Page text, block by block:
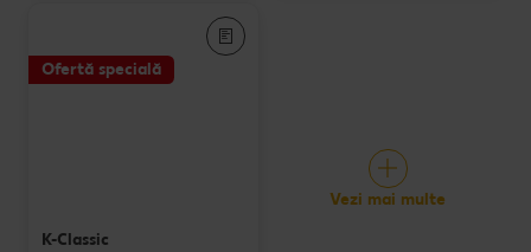
Ofertă specială
K-Classic
Vezi mai multe